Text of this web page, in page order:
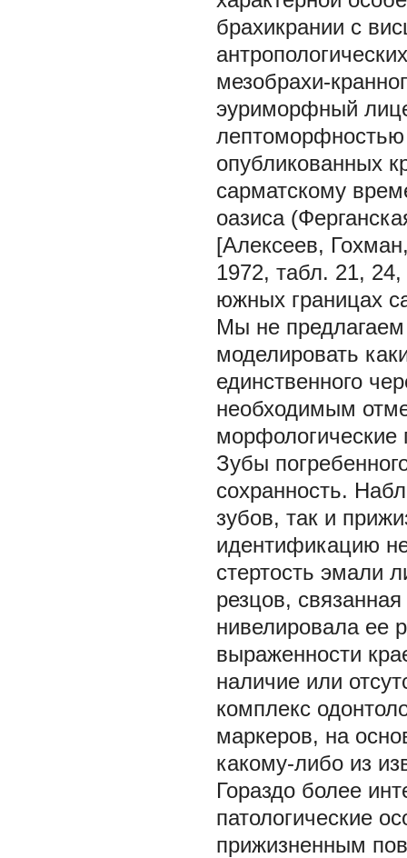
брахикрании с
мезобрахи-
эуриморфный
лептоморфностью
опубликованных
сарматскому
оазиса
[Алексеев,
1972, табл. 21,
южных границах
Мы не
моделировать
единственного
необходимым
морфологические
Зубы
сохранность.
зубов, так и
идентификацию
стертость эмали
резцов,
нивелировала ее
выраженности
наличие или
комплекс
маркеров, на
какому-либо из
Гораздо более
патологические
прижизненным